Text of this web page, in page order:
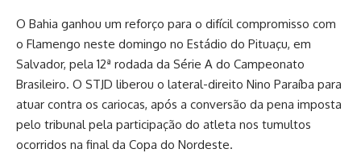
O Bahia ganhou um reforço para o difícil compromisso com
o Flamengo neste domingo no Estádio do Pituaçu, em
Salvador, pela 12ª rodada da Série A do Campeonato
Brasileiro. O STJD liberou o lateral-direito Nino Paraíba para
atuar contra os cariocas, após a conversão da pena imposta
pelo tribunal pela participação do atleta nos tumultos
ocorridos na final da Copa do Nordeste.